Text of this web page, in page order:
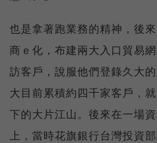
也是拿著跑業務的精神，後
商ｅ化，布建兩大入口貿易
訪客戶，說服他們登錄久大
大目前累積約四千家客戶，
下的大片江山。後來在一場
上，當時花旗銀行台灣投資